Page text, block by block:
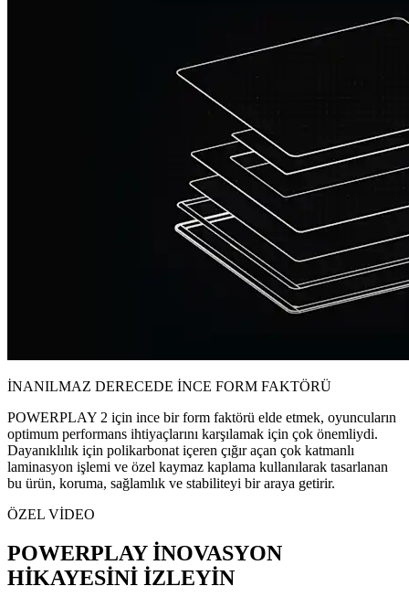
İNANILMAZ DERECEDE İNCE FORM FAKTÖRÜ
POWERPLAY 2 için ince bir form faktörü elde etmek, oyuncuların
optimum performans ihtiyaçlarını karşılamak için çok önemliydi.
Dayanıklılık için polikarbonat içeren çığır açan çok katmanlı
laminasyon işlemi ve özel kaymaz kaplama kullanılarak tasarlanan
bu ürün, koruma, sağlamlık ve stabiliteyi bir araya getirir.
ÖZEL VİDEO
POWERPLAY İNOVASYON
HİKAYESİNİ İZLEYİN